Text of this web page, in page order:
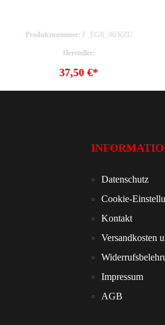
Produktnummer: F_EGR_06/KZU
Hersteller:
37,50 €*
Datenschutz
Cookie-
Kontakt
Versandkosten
Impressum
AGB